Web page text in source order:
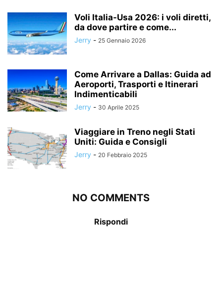
Voli Italia-Usa 2026: i voli diretti,
da dove partire e come...
Jerry - 25 Gennaio 2026
Come Arrivare a Dallas: Guida ad
Aeroporti, Trasporti e Itinerari
Indimenticabili
Jerry - 30 Aprile 2025
Viaggiare in Treno negli Stati
Uniti: Guida e Consigli
Jerry - 20 Febbraio 2025
NO COMMENTS
Rispondi